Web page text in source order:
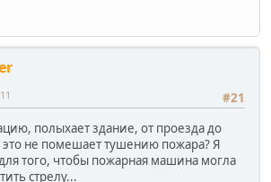
#21
полыхает здание, от проезда до
это не помешает тушению пожара? Я
того, чтобы пожарная машина могла
стрелу...